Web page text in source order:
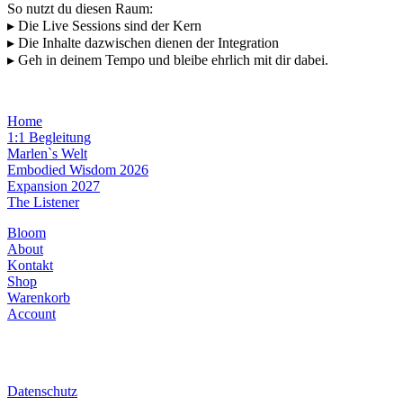
So nutzt du diesen Raum:
▸ Die Live Sessions sind der Kern
▸ Die Inhalte dazwischen dienen der Integration
▸ Geh in deinem Tempo und bleibe ehrlich mit dir dabei.
Home
1:1 Begleitung
Marlen`s Welt
Embodied Wisdom 2026
Expansion 2027
The Listener
Bloom
About
Kontakt
Shop
Warenkorb
Account
Datenschutz